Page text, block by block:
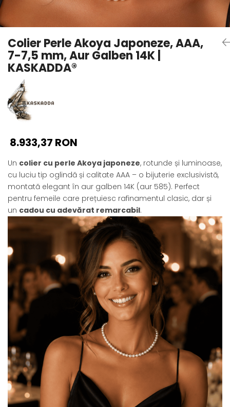
Seturi Perle cu Argint
Pandantive cu Perle
Brose cu Perle
Colier Perle Akoya Japoneze, AAA,
7-7,5 mm, Aur Galben 14K |
KASKADDA®
8.933,37 RON
Un colier cu perle Akoya japoneze, rotunde și luminoase,
cu luciu tip oglindă și calitate AAA – o bijuterie exclusivistă,
montată elegant în aur galben 14K (aur 585). Perfect
pentru femeile care prețuiesc rafinamentul clasic, dar și
un cadou cu adevărat remarcabil.